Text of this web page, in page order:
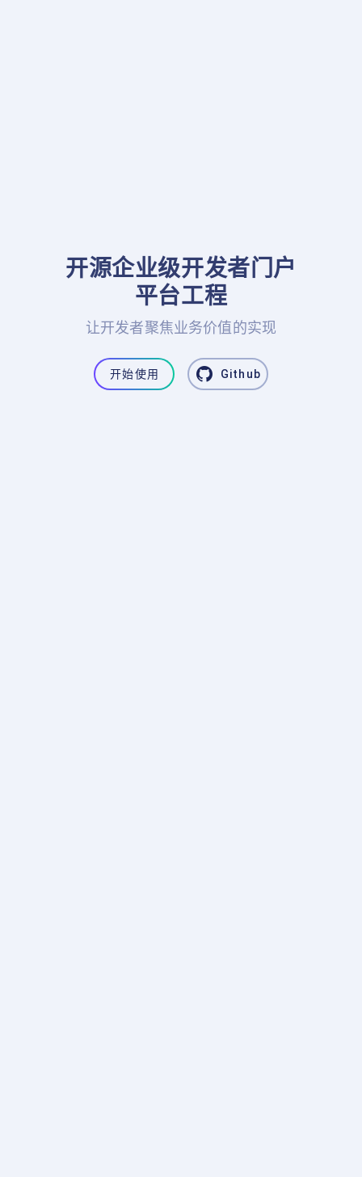
开源企业级开发者门户
平台工程
让开发者聚焦业务价值的实现
开始使用 Github